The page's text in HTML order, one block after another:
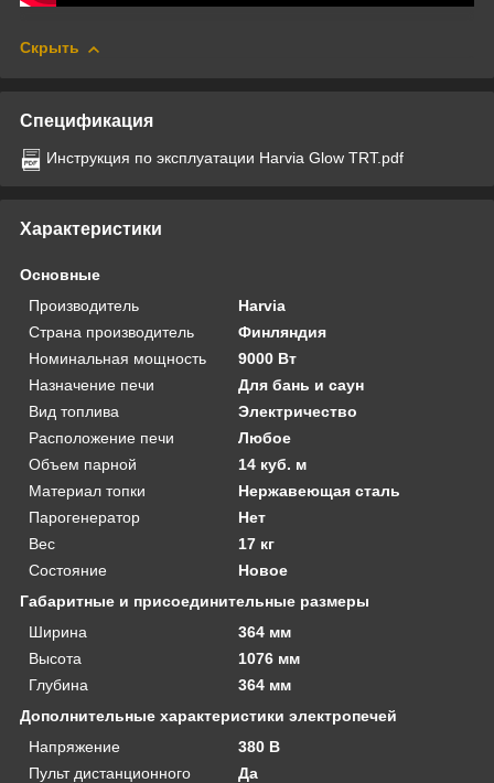
Скрыть
Спецификация
Инструкция по эксплуатации Harvia Glow TRT.pdf
Характеристики
Основные
Производитель
Harvia
Страна производитель
Финляндия
Номинальная мощность
9000 Вт
Назначение печи
Для бань и саун
Вид топлива
Электричество
Расположение печи
Любое
Объем парной
14 куб. м
Материал топки
Нержавеющая сталь
Парогенератор
Нет
Вес
17 кг
Состояние
Новое
Габаритные и присоединительные размеры
Ширина
364 мм
Высота
1076 мм
Глубина
364 мм
Дополнительные характеристики электропечей
Напряжение
380 В
Пульт дистанционного
Да